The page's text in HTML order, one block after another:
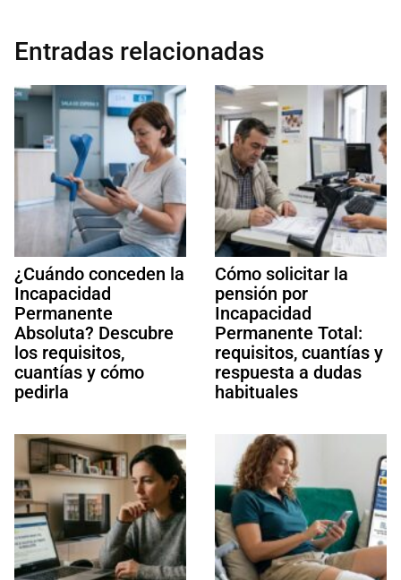
Entradas relacionadas
¿Cuándo conceden la
Incapacidad
Permanente
Absoluta? Descubre
los requisitos,
cuantías y cómo
pedirla
Cómo solicitar la
pensión por
Incapacidad
Permanente Total:
requisitos, cuantías y
respuesta a dudas
habituales